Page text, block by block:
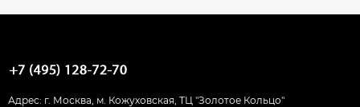
Адрес: г. Москва, м. Кожуховская, ТЦ "Золотое Кольцо"